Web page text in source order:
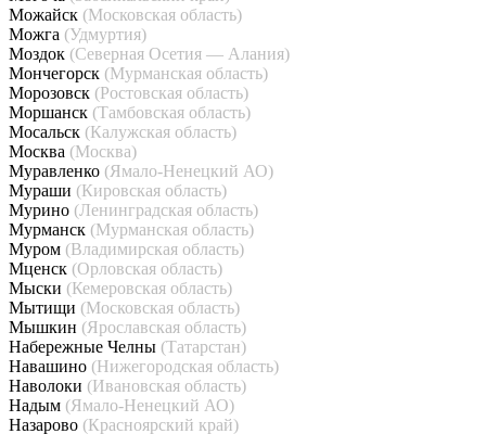
Можайск (Московская область)
Можга (Удмуртия)
Моздок (Северная Осетия — Алания)
Мончегорск (Мурманская область)
Морозовск (Ростовская область)
Моршанск (Тамбовская область)
Мосальск (Калужская область)
Москва (Москва)
Муравленко (Ямало-Ненецкий АО)
Мураши (Кировская область)
Мурино (Ленинградская область)
Мурманск (Мурманская область)
Муром (Владимирская область)
Мценск (Орловская область)
Мыски (Кемеровская область)
Мытищи (Московская область)
Мышкин (Ярославская область)
Набережные Челны (Татарстан)
Навашино (Нижегородская область)
Наволоки (Ивановская область)
Надым (Ямало-Ненецкий АО)
Назарово (Красноярский край)